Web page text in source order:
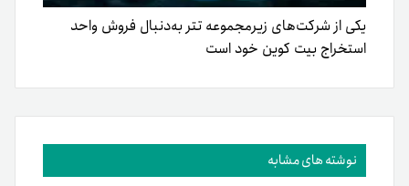
یکی از شرکت‌های زیرمجموعه تتر به‌دنبال فروش واحد
استخراج بیت کوین خود است
نوشته های مشابه